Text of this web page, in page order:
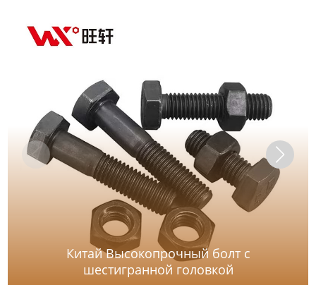
Китай Высокопрочный болт с
шестигранной головкой